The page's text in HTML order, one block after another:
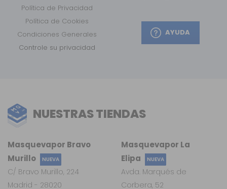
Política de Privacidad
Política de Cookies
Condiciones Generales
Controle su privacidad
AYUDA
NUESTRAS TIENDAS
Masquevapor La
Elipa
NUEVA
Avda. Marqués de
Corbera, 52
Masquevapor Bravo
Murillo
NUEVA
C/ Bravo Murillo, 224
Madrid - 28020